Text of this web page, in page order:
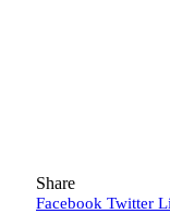
Share
Facebook Twitter